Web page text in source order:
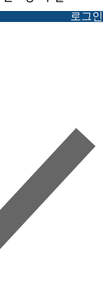
로그인